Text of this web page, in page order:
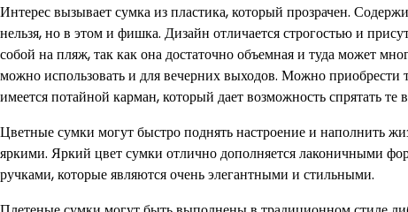
Интерес вызывает сумка из пластика, который прозрачен.
нельзя, но в этом и фишка. Дизайн отличается строгостью и
собой на пляж, так как она достаточно объемная и туда может
можно использовать и для вечерних выходов. Можно
имеется потайной карман, который дает возможность спрятать
Цветные сумки могут быстро поднять настроение и наполнить
яркими. Яркий цвет сумки отлично дополняется лаконичными
ручками, которые являются очень элегантными и стильными.